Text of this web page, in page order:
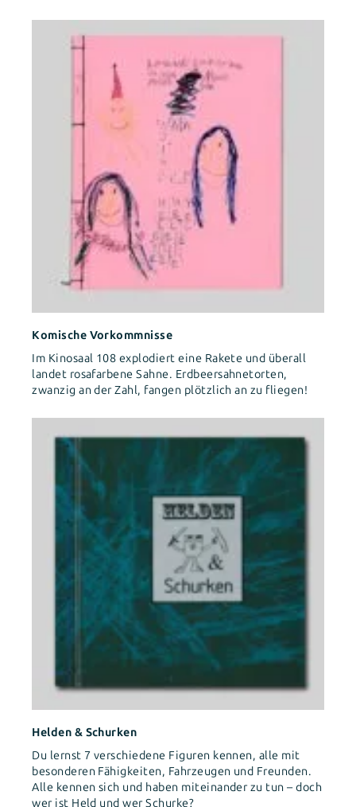
Komische Vorkommnisse
Im Kinosaal 108 explodiert eine Rakete und überall
landet rosafarbene Sahne. Erdbeersahnetorten,
zwanzig an der Zahl, fangen plötzlich an zu fliegen!
Helden & Schurken
Du lernst 7 verschiedene Figuren kennen, alle mit
besonderen Fähigkeiten, Fahrzeugen und Freunden.
Alle kennen sich und haben miteinander zu tun – doch
wer ist Held und wer Schurke?